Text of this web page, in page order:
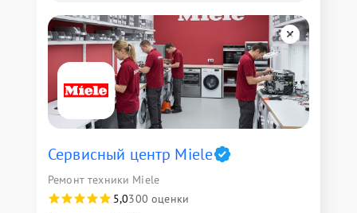
Сервисный центр Miele
Ремонт техники Miele
5,0300 оценки